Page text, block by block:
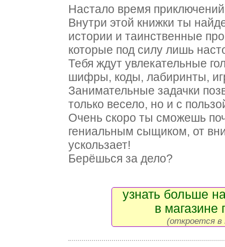
Настало время
Внутри этой книжки ты
истории и таинственные
которые под силу лишь
Тебя ждут увлекательные
шифры, коды, лабиринты,
Занимательные задачки
только весело, но и с
Очень скоро ты сможешь
гениальным сыщиком, от
ускользает!
Берёшься за дело?
узнать больше
в магазине
(откроется в